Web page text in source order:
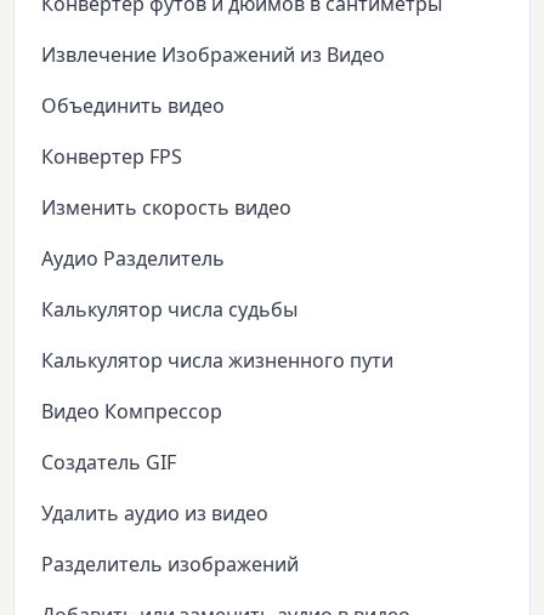
Извлечение Изображений из Видео
Объединить видео
Конвертер FPS
Изменить скорость видео
Аудио Разделитель
Калькулятор числа судьбы
Калькулятор числа жизненного пути
Видео Компрессор
Создатель GIF
Удалить аудио из видео
Разделитель изображений